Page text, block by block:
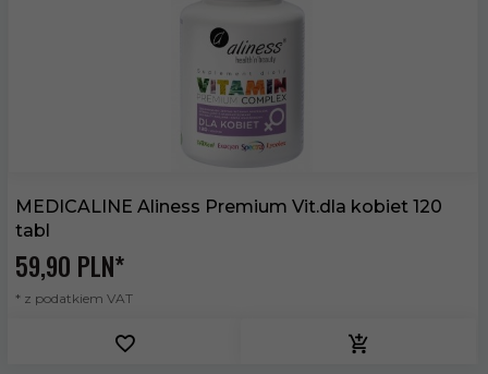
MEDICALINE Aliness Premium Vit.dla kobiet 120
tabl
59,90 PLN*
* z podatkiem VAT